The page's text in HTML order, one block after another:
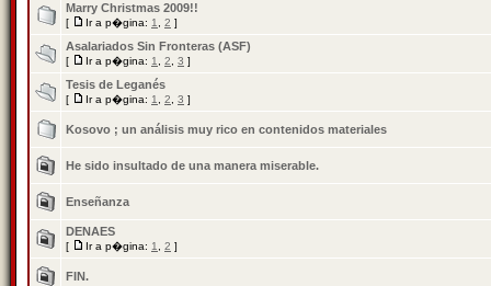
Marry Christmas 2009!!
[ Ir a p�gina: 1 2 ]
Asalariados Sin Fronteras (ASF)
[ Ir a p�gina: 1 2 3 ]
Tesis de Leganés
[ Ir a p�gina: 1 2 3 ]
Kosovo ; un análisis muy rico en contenidos materiales
He sido insultado de una manera miserable.
Enseñanza
DENAES
[ Ir a p�gina: 1 2 ]
FIN.